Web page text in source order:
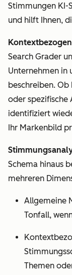
Stimmungen KI-
und hilft Ihnen,
Search Grader
Unternehmen in
beschreiben. Ob
oder spezifische
identifiziert
Ihr Markenbild
Schema hinaus
mehreren
Allgemeine
Tonfall,
Themen